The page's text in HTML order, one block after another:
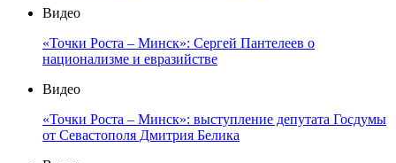
Видео
«Точки Роста – Минск»: Сергей Пантелеев о
национализме и евразийстве
Видео
«Точки Роста – Минск»: выступление депутата Госдумы
от Севастополя Дмитрия Белика